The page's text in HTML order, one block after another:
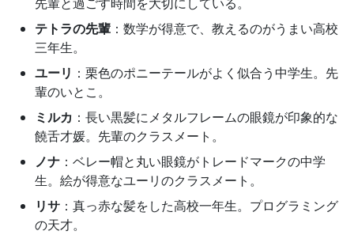
テトラの先輩 ：数学が得意で、教えるのがうまい高校
三年生。
ユーリ ：栗色のポニーテールがよく似合う中学生。先
輩のいとこ。
ミルカ ：長い黒髪にメタルフレームの眼鏡が印象的な
饒舌才媛。先輩のクラスメート。
ノナ ：ベレー帽と丸い眼鏡がトレードマークの中学
生。絵が得意なユーリのクラスメート。
リサ ：真っ赤な髪をした高校一年生。プログラミング
の天才。